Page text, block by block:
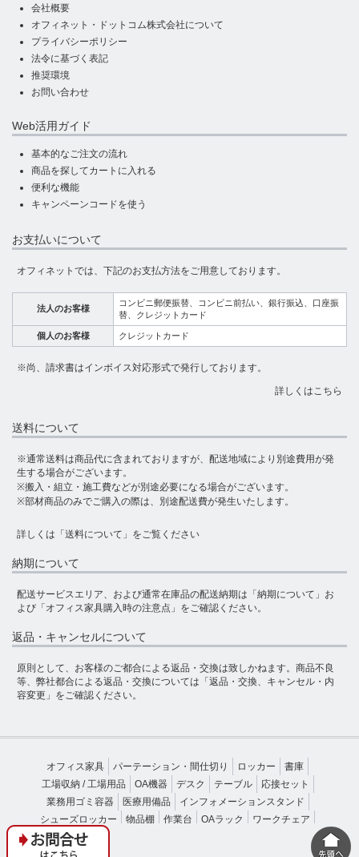
会社概要
オフィネット・ドットコム株式会社について
プライバシーポリシー
法令に基づく表記
推奨環境
お問い合わせ
Web活用ガイド
基本的なご注文の流れ
商品を探してカートに入れる
便利な機能
キャンペーンコードを使う
お支払いについて
オフィネットでは、下記のお支払方法をご用意しております。
法人のお客様
コンビニ郵便振替、コンビニ前払い、銀行振込、口座振
替、クレジットカード
個人のお客様 クレジットカード
※尚、請求書はインボイス対応形式で発行しております。
詳しくはこちら
送料について
※通常送料は商品代に含まれておりますが、配送地域により別途費用が発
生する場合がございます。
※搬入・組立・施工費などが別途必要になる場合がございます。
※部材商品のみでご購入の際は、別途配送費が発生いたします。
詳しくは 「送料について」 をご覧ください
納期について
配送サービスエリア、および通常在庫品の配送納期は 「納期について」 お
よび 「オフィス家具購入時の注意点」 をご確認ください。
返品・キャンセルについて
原則として、お客様のご都合による返品・交換は致しかねます。商品不良
等、弊社都合による返品・交換については 「返品・交換、キャンセル・内
容変更」 をご確認ください。
オフィス家具 パーテーション・間仕切り ロッカー
書庫
工場収納 / 工場用品
OA機器 デスク テーブル
応接セット
業務用ゴミ容器
医療用備品
インフォメーションスタンド
シューズロッカー
物品棚 作業台 OAラック
ワークチェア
受付カウンター
厨房設備・厨房機器